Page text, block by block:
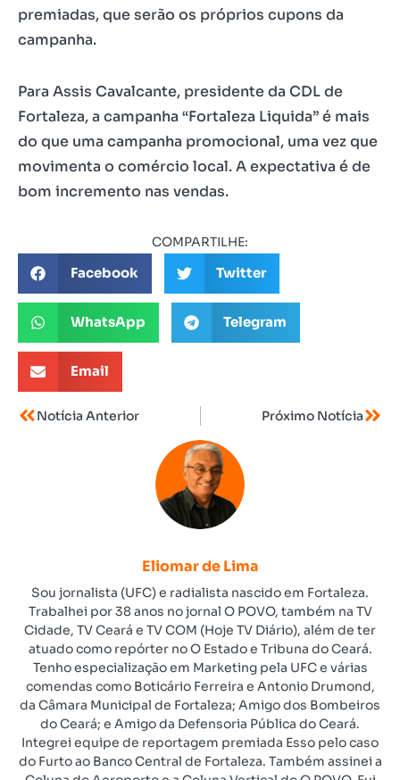
premiadas, que serão os próprios cupons da
campanha.
Para Assis Cavalcante, presidente da CDL de
Fortaleza, a campanha “Fortaleza Liquida” é mais
do que uma campanha promocional, uma vez que
movimenta o comércio local. A expectativa é de
bom incremento nas vendas.
COMPARTILHE:
Facebook Twitter
WhatsApp Telegram
Email
Notícia Anterior Próximo Notícia
Eliomar de Lima
Sou jornalista (UFC) e radialista nascido em Fortaleza.
Trabalhei por 38 anos no jornal O POVO, também na TV
Cidade, TV Ceará e TV COM (Hoje TV Diário), além de ter
atuado como repórter no O Estado e Tribuna do Ceará.
Tenho especialização em Marketing pela UFC e várias
comendas como Boticário Ferreira e Antonio Drumond,
da Câmara Municipal de Fortaleza; Amigo dos Bombeiros
do Ceará; e Amigo da Defensoria Pública do Ceará.
Integrei equipe de reportagem premiada Esso pelo caso
do Furto ao Banco Central de Fortaleza. Também assinei a